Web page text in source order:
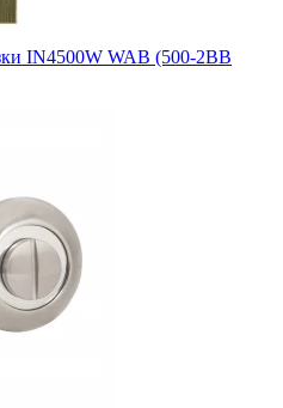
IN4500W WAB (500-2BB